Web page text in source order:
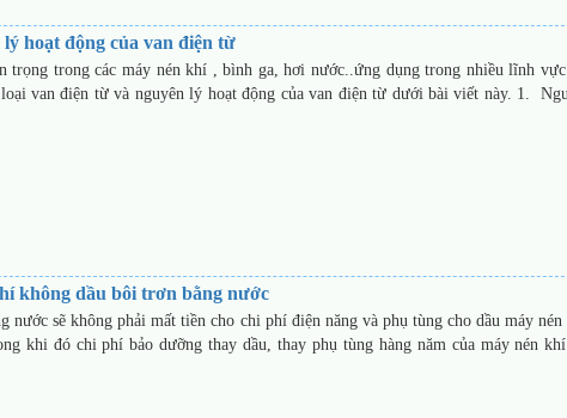
hoạt động của van điện từ
trọng trong các máy nén khí , bình ga, hơi nước..ứng dụng trong nhiều lĩnh vực
van điện từ và nguyên lý hoạt động của van điện từ dưới bài viết này. 1.
không dầu bôi trơn bằng nước
nước sẽ không phải mất tiền cho chi phí điện năng và phụ tùng cho dầu máy nén
khi đó chi phí bảo dưỡng thay dầu, thay phụ tùng hàng năm của máy nén